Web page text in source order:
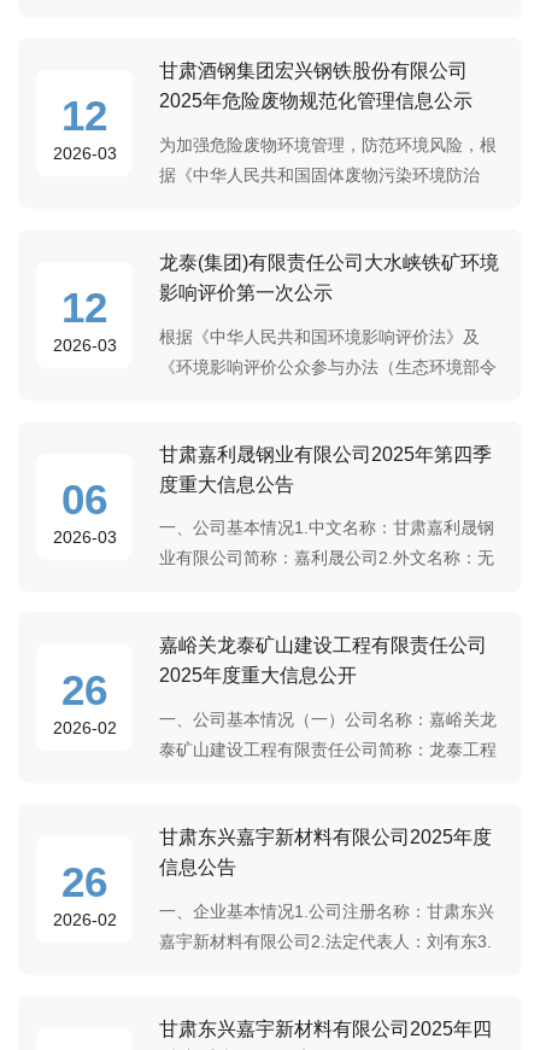
目名称：炼铁厂2号高炉优化升级及超低排放
改造
12
2026-03
甘肃酒钢集团宏兴钢铁股份有限公司
2025年危险废物规范化管理信息公示
为加强危险废物环境管理，防范环境风险，根
据《中华人民共和国固体废物污染环境防治
求，我公司严格落实危险废物规范化管理各项
规定
12
2026-03
龙泰(集团)有限责任公司大水峡铁矿环境
影响评价第一次公示
根据《中华人民共和国环境影响评价法》及
《环境影响评价公众参与办法（生态环境部令
一、项目情况（1）项目名称：龙泰(集团)有限
06
2026-03
甘肃嘉利晟钢业有限公司2025年第四季
度重大信息公告
一、公司基本情况1.中文名称：甘肃嘉利晟钢
业有限公司简称：嘉利晟公司2.外文名称：无
营范围：矿产品(不含国家专控产品）、建筑
26
2026-02
嘉峪关龙泰矿山建设工程有限责任公司
2025年度重大信息公开
一、公司基本情况（一）公司名称：嘉峪关龙
泰矿山建设工程有限责任公司简称：龙泰工程
司简介：嘉峪关龙泰矿山建设工程有限责任公
26
2026-02
甘肃东兴嘉宇新材料有限公司2025年度
信息公告
一、企业基本情况1.公司注册名称：甘肃东兴
嘉宇新材料有限公司2.法定代表人：刘有东3.
压延加工；有色金属铸造；有色金属合金销售
甘肃东兴嘉宇新材料有限公司2025年四